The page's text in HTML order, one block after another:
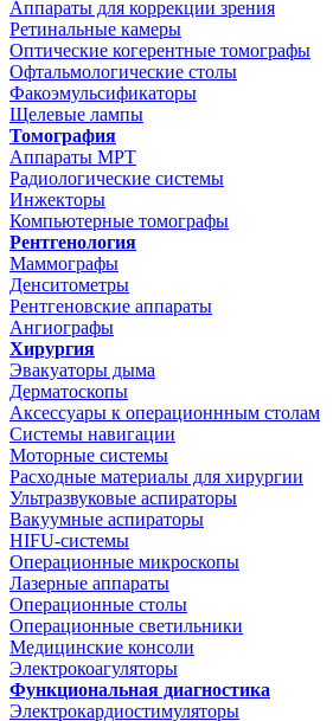
Аппараты для коррекции зрения
Ретинальные камеры
Оптические когерентные томографы
Офтальмологические столы
Факоэмульсификаторы
Щелевые лампы
Томография
Аппараты МРТ
Радиологические системы
Инжекторы
Компьютерные томографы
Рентгенология
Маммографы
Денситометры
Рентгеновские аппараты
Ангиографы
Хирургия
Эвакуаторы дыма
Дерматоскопы
Аксессуары к операционнным столам
Системы навигации
Моторные системы
Расходные материалы для хирургии
Ультразвуковые аспираторы
Вакуумные аспираторы
HIFU-системы
Операционные микроскопы
Лазерные аппараты
Операционные столы
Операционные светильники
Медицинские консоли
Электрокоагуляторы
Функциональная диагностика
Электрокардиостимуляторы